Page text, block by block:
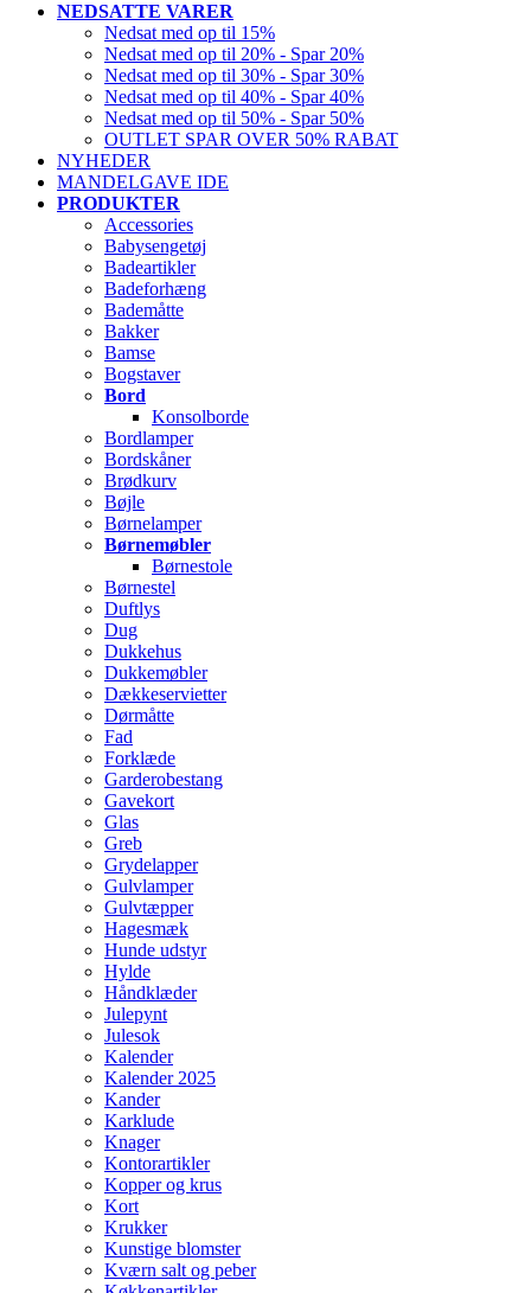
NEDSATTE VARER
Nedsat med op til 15%
Nedsat med op til 20% - Spar 20%
Nedsat med op til 30% - Spar 30%
Nedsat med op til 40% - Spar 40%
Nedsat med op til 50% - Spar 50%
OUTLET SPAR OVER 50% RABAT
NYHEDER
MANDELGAVE IDE
PRODUKTER
Accessories
Babysengetøj
Badeartikler
Badeforhæng
Bademåtte
Bakker
Bamse
Bogstaver
Bord
Konsolborde
Bordlamper
Bordskåner
Brødkurv
Bøjle
Børnelamper
Børnemøbler
Børnestole
Børnestel
Duftlys
Dug
Dukkehus
Dukkemøbler
Dækkeservietter
Dørmåtte
Fad
Forklæde
Garderobestang
Gavekort
Glas
Greb
Grydelapper
Gulvlamper
Gulvtæpper
Hagesmæk
Hunde udstyr
Hylde
Håndklæder
Julepynt
Julesok
Kalender
Kalender 2025
Kander
Karklude
Knager
Kontorartikler
Kopper og krus
Kort
Krukker
Kunstige blomster
Kværn salt og peber